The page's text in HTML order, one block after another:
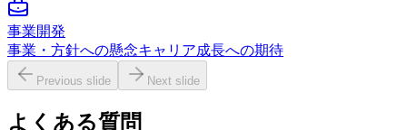
事業開発
事業・方針への懸念キャリア成長への期待
Previous slide Next slide
よくある質問